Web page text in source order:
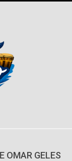
OMAR GELES